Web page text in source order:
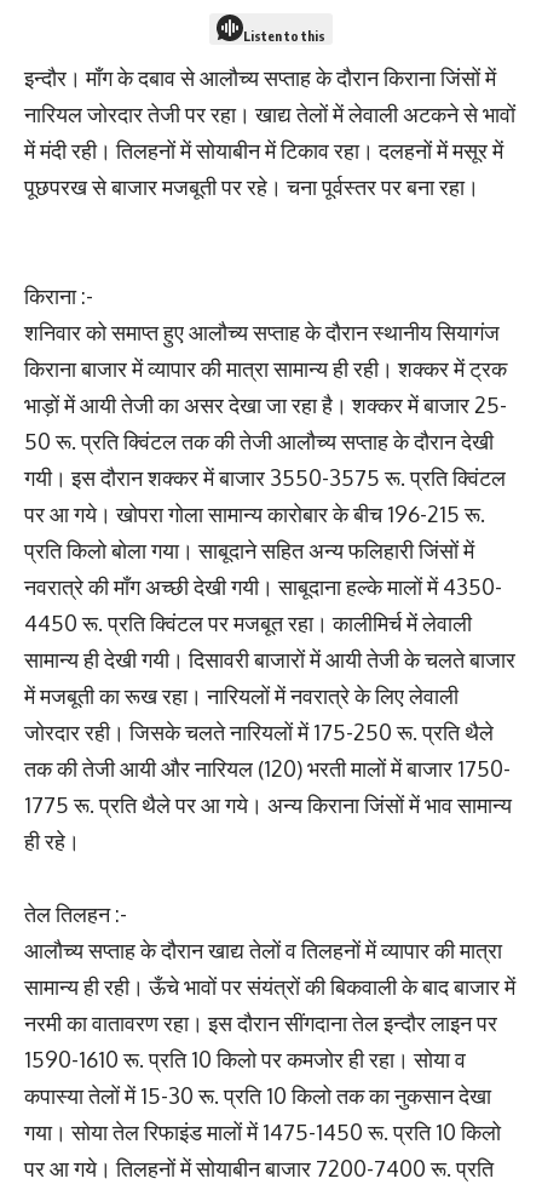
Listen to this
इन्दौर। मॉंग के दबाव से आलौच्य सप्ताह के दौरान किराना जिंसों में
नारियल जोरदार तेजी पर रहा। खाद्य तेलों में लेवाली अटकने से भावों
में मंदी रही। तिलहनों में सोयाबीन में टिकाव रहा। दलहनों में मसूर में
पूछपरख से बाजार मजबूती पर रहे। चना पूर्वस्तर पर बना रहा।
किराना :-
शनिवार को समाप्त हुए आलौच्य सप्ताह के दौरान स्थानीय सियागंज
किराना बाजार में व्यापार की मात्रा सामान्य ही रही। शक्कर में ट्रक
भाड़ों में आयी तेजी का असर देखा जा रहा है। शक्कर में बाजार 25-
50 रू. प्रति क्व‍िंटल तक की तेजी आलौच्य सप्ताह के दौरान देखी
गयी। इस दौरान शक्कर में बाजार 3550-3575 रू. प्रति क्व‍िंटल
पर आ गये। खोपरा गोला सामान्य कारोबार के बीच 196-215 रू.
प्रति किलो बोला गया। साबूदाने सहित अन्य फलिहारी जिंसों में
नवरात्रे की मॉंग अच्छी देखी गयी। साबूदाना हल्के मालों में 4350-
4450 रू. प्रति क्व‍िंटल पर मजबूत रहा। कालीमिर्च में लेवाली
सामान्य ही देखी गयी। दिसावरी बाजारों में आयी तेजी के चलते बाजार
में मजबूती का रूख रहा। नारियलों में नवरात्रे के लिए लेवाली
जोरदार रही। जिसके चलते नारियलों में 175-250 रू. प्रति थैले
तक की तेजी आयी और नारियल (120) भरती मालों में बाजार 1750-
1775 रू. प्रति थैले पर आ गये। अन्य किराना जिंसों में भाव सामान्य
ही रहे।
तेल तिलहन :-
आलौच्य सप्ताह के दौरान खाद्य तेलों व तिलहनों में व्यापार की मात्रा
सामान्य ही रही। ऊँचे भावों पर संयंत्रों की बिकवाली के बाद बाजार में
नरमी का वातावरण रहा। इस दौरान सींगदाना तेल इन्दौर लाइन पर
1590-1610 रू. प्रति 10 किलो पर कमजोर ही रहा। सोया व
कपास्या तेलों में 15-30 रू. प्रति 10 किलो तक का नुकसान देखा
गया। सोया तेल रिफाइंड मालों में 1475-1450 रू. प्रति 10 किलो
पर आ गये। तिलहनों में सोयाबीन बाजार 7200-7400 रू. प्रति